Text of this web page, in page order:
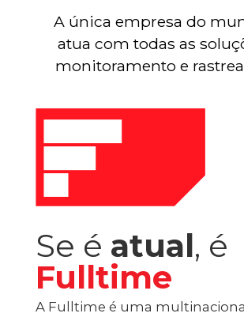
A única empresa do
atua com todas as
monitoramento e
Se é atual, é
Fulltime
A Fulltime é uma